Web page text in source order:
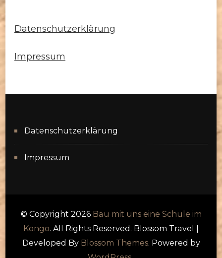
Datenschutzerklärung
Impressum
Datenschutzerklärung
Impressum
© Copyright 2026 Bau mit uns eine Schule im
Kongo. All Rights Reserved. Blossom Travel |
Developed By Blossom Themes. Powered by